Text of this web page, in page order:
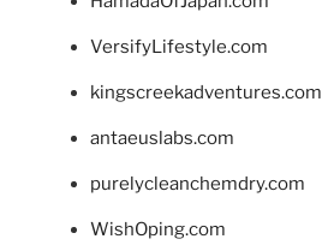
VersifyLifestyle.com
kingscreekadventures.com
antaeuslabs.com
purelycleanchemdry.com
WishOping.com